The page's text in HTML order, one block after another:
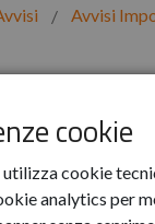
cookie
cookie
analytics per
Avvisi